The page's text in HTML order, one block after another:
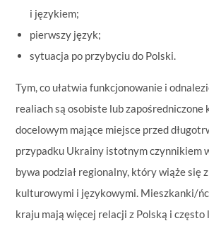
i językiem;
pierwszy język;
sytuacja po przybyciu do Polski.
Tym, co ułatwia funkcjonowanie i
realiach są osobiste lub
docelowym mające miejsce przed
przypadku Ukrainy istotnym czynnikiem
bywa podział regionalny, który wiąże się
kulturowymi i językowymi. Mieszkanki/
kraju mają więcej relacji z Polską i